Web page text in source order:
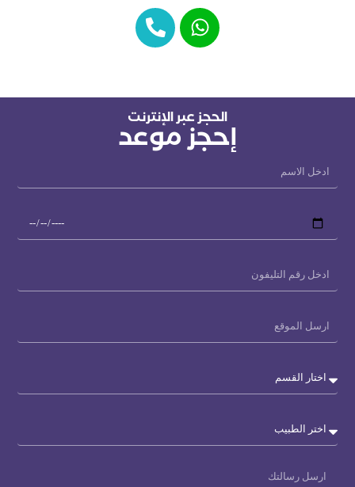
الحجز عبر الإنترنت
إحجز موعد
Name
Date
&
Phone
location
Department
Doctor
Message